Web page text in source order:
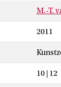
M.-T.
2011
10 | 12